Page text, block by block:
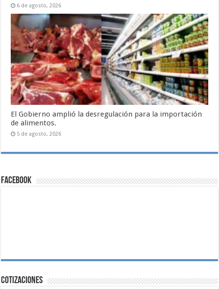
6 de agosto, 2026
El Gobierno amplió la desregulación para la importación
de alimentos.
5 de agosto, 2026
Facebook
Cotizaciones